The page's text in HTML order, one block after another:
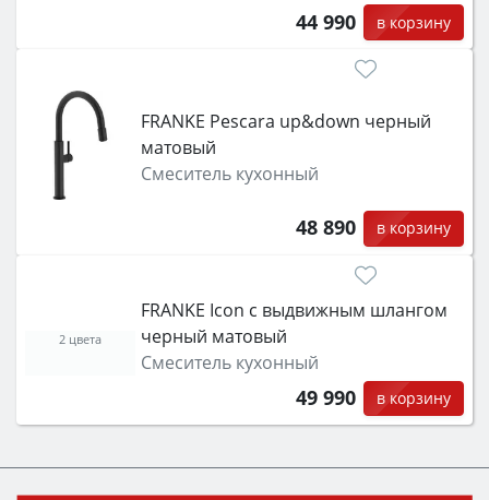
44 990 в корзину
FRANKE Pescara up&down черный
матовый
Смеситель кухонный
48 890 в корзину
FRANKE Icon с выдвижным шлангом
черный матовый
Смеситель кухонный
49 990 в корзину
2 цвета